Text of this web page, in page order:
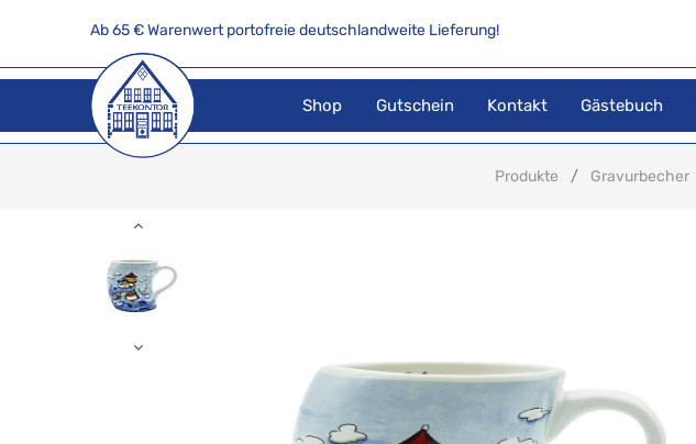
Ab 65 € Warenwert portofreie deutschlandweite Lieferung!
Shop Gutschein Kontakt Gästebuch
Produkte Gravurbecher